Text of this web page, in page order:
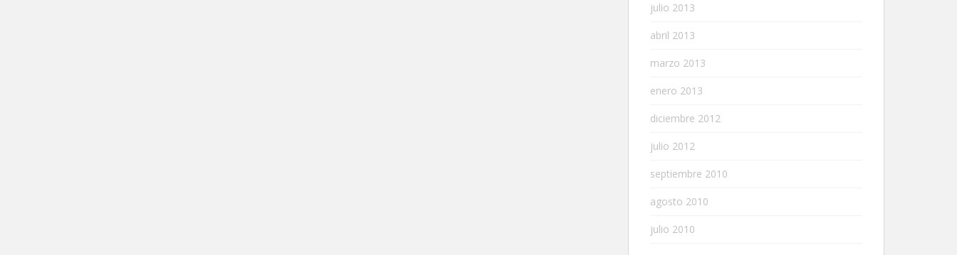
julio 2013
abril 2013
marzo 2013
enero 2013
diciembre 2012
julio 2012
septiembre 2010
agosto 2010
julio 2010